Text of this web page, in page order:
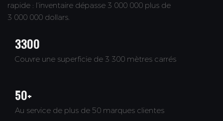
rapide : l'inventaire dépasse 3 000 000 plus de
3 000 000 dollars.
3300
Couvre une superficie de 3 300 mètres carrés
50+
Au service de plus de 50 marques clientes